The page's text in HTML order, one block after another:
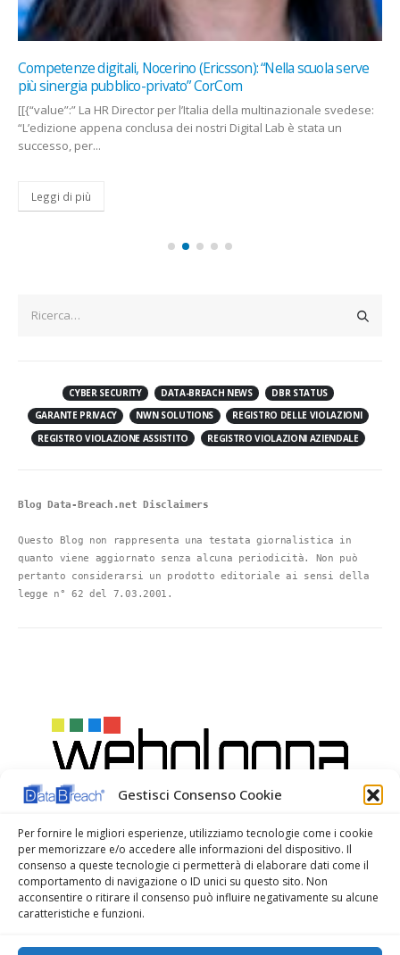
Gestisci Consenso Cookie
Per fornire le migliori esperienze, utilizziamo tecnologie come i cookie
per memorizzare e/o accedere alle informazioni del dispositivo. Il
consenso a queste tecnologie ci permetterà di elaborare dati come il
comportamento di navigazione o ID unici su questo sito. Non
acconsentire o ritirare il consenso può influire negativamente su alcune
caratteristiche e funzioni.
Competenze digitali, Nocerino (Ericsson): “Nella scuola serve
più sinergia pubblico-privato” CorCom
[[{“value”:” La HR Director per l’Italia della multinazionale svedese:
“L’edizione appena conclusa dei nostri Digital Lab è stata un
successo, per...
Leggi di più
CYBER SECURITY DATA-BREACH NEWS
DBR STATUS
GARANTE PRIVACY
NWN SOLUTIONS
REGISTRO DELLE VIOLAZIONI
REGISTRO VIOLAZIONE ASSISTITO
REGISTRO VIOLAZIONI AZIENDALE
Blog Data-Breach.net Disclaimers
Questo Blog non rappresenta una testata giornalistica in
quanto viene aggiornato senza alcuna periodicità. Non può
pertanto considerarsi un prodotto editoriale ai sensi della
legge n° 62 del 7.03.2001.